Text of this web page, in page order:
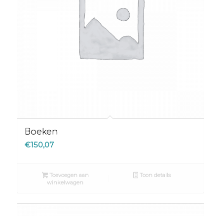
Boeken
€150,07
Toevoegen aan
winkelwagen
Toon details